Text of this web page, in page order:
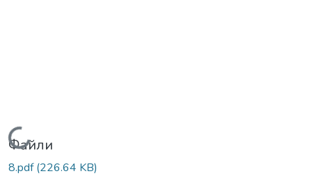
Вантажиться...
Файли
8.pdf(226.64 KB)